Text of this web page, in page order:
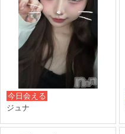
今日会える
ジュナ